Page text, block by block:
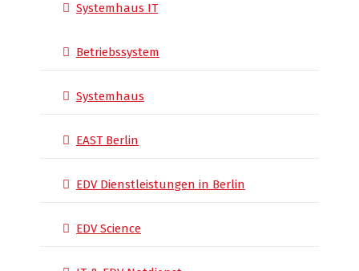
Systemhaus IT
Betriebssystem
Systemhaus
EAST Berlin
EDV Dienstleistungen in Berlin
EDV Science